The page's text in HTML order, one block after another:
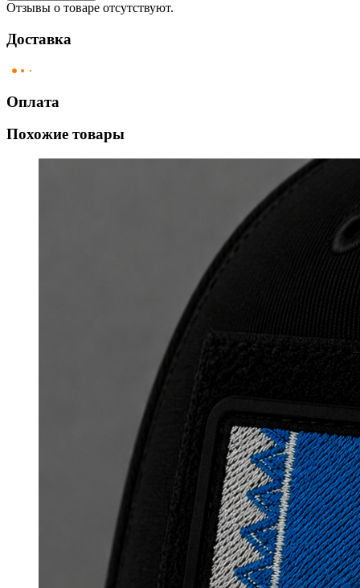
Отзывы о товаре отсутствуют.
Доставка
Оплата
Похожие товары